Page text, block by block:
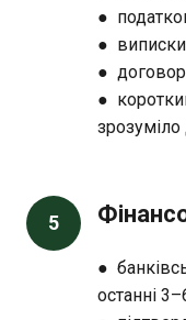
●
● виписки
●
●
зрозуміло
5
●
останні